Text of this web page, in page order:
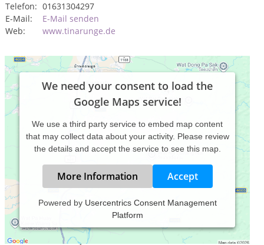
Telefon: 01631304297
E-Mail:
E-Mail senden
Web:
www.tinarunge.de
We need your consent to load the
Google Maps service!
We use a third party service to embed map content
that may collect data about your activity. Please review
the details and accept the service to see this map.
More Information Accept
Powered by Usercentrics Consent Management
Platform
Mein Name ist Tina Runge. Ich bin examinierte Gesundheits-
und Kinderkrankenpflegerin, ausgebildete Heilpraktikerin
und Ortho-Bionomy® Behandlerin.